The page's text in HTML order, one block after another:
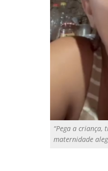
“Pega a
maternidade